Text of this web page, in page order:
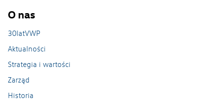
O nas
30latVWP
Aktualności
Strategia i wartości
Zarząd
Historia